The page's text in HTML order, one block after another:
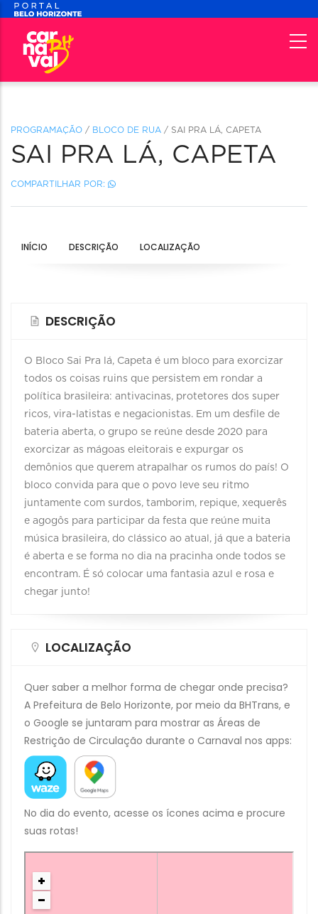
PROGRAMAÇÃO / BLOCO DE RUA / SAI PRA LÁ, CAPETA
SAI PRA LÁ, CAPETA
COMPARTILHAR POR:
INÍCIO DESCRIÇÃO LOCALIZAÇÃO
DESCRIÇÃO
O Bloco Sai Pra lá, Capeta é um bloco para exorcizar
todos os coisas ruins que persistem em rondar a
política brasileira: antivacinas, protetores dos super
ricos, vira-latistas e negacionistas. Em um desfile de
bateria aberta, o grupo se reúne desde 2020 para
exorcizar as mágoas eleitorais e expurgar os
demônios que querem atrapalhar os rumos do país! O
bloco convida para que o povo leve seu ritmo
juntamente com surdos, tamborim, repique, xequerês
e agogôs para participar da festa que reúne muita
música brasileira, do clássico ao atual, já que a bateria
é aberta e se forma no dia na pracinha onde todos se
encontram. É só colocar uma fantasia azul e rosa e
chegar junto!
LOCALIZAÇÃO
Quer saber a melhor forma de chegar onde precisa?
A Prefeitura de Belo Horizonte, por meio da BHTrans, e
o Google se juntaram para mostrar as Áreas de
Restrição de Circulação durante o Carnaval nos apps:
No dia do evento, acesse os ícones acima e procure
suas rotas!